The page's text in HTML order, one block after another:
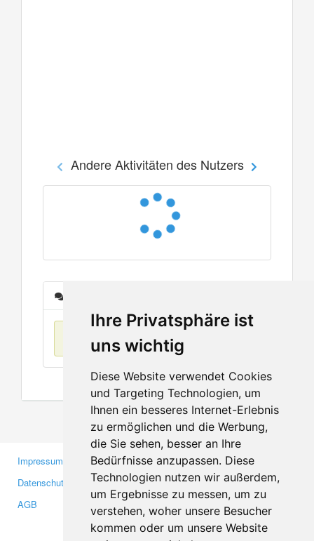
Ihre Privatsphäre ist
uns wichtig
Diese Website verwendet Cookies
und Targeting Technologien, um
Ihnen ein besseres Internet-Erlebnis
zu ermöglichen und die Werbung,
die Sie sehen, besser an Ihre
Bedürfnisse anzupassen. Diese
Technologien nutzen wir außerdem,
um Ergebnisse zu messen, um zu
verstehen, woher unsere Besucher
kommen oder um unsere Website
Andere Aktivitäten des Nutzers
Keine Einträge
Impressum
Datenschutzerklärung
AGB
Gewerbetreibende
Investoren
Medien